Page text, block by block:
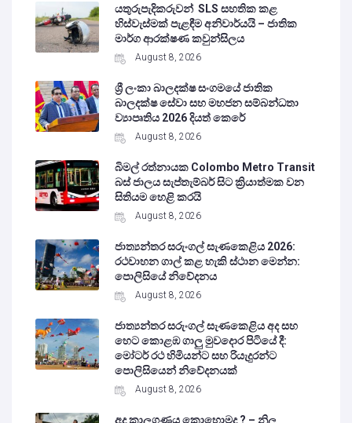
යතුරුපැදිකරුවන් SLS සහතික කළ
හිස්වැස්මක් පැළඳීම අනිවාර්යයි – ජාතික
මාර්ග ආරක්ෂණ කවුන්සිලය
August 8, 2026
ශ්‍රී ලංකා බාලදක්ෂ සංගමයේ ජාතික
බාලදක්ෂ සේවා සහ මහජන සම්බන්ධතා
ව්‍යාපෘතිය 2026 දියත් කෙරේ
August 8, 2026
බිමල් රත්නායක Colombo Metro Transit
බස් ජාලය සැප්තැම්බර් සිට ක්‍රියාත්මක වන
සිතියම හෙළි කරයි
August 8, 2026
ජාත්‍යන්තර සරුංගල් සැණකෙළිය 2026:
රථවාහන ගාල් කළ හැකි ස්ථාන මෙන්න:
පොලිසියේ නිවේදනය
August 8, 2026
ජාත්‍යන්තර සරුංගල් සැණකෙළිය අද සහ
හෙට කොළඹ ගාලු මුවදොර පිටියේ දී:
මෝටර් රථ හිමියන්ට සහ රියැදුරන්ට
පොලිසියෙන් නිවේදනයක්
August 8, 2026
අද කාලගුණය කොහොමද ? – නිල